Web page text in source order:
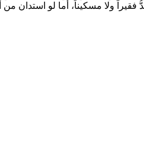
فقيراً ولا مسكيناً، أما لو